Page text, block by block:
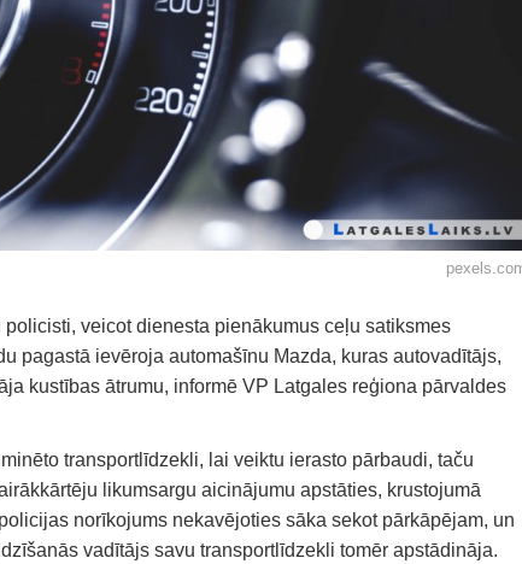
veicot dienesta pienākumus ceļu satiksmes
pagastā ievēroja automašīnu Mazda, kuras autovadītājs,
kustības ātrumu, informē VP Latgales reģiona pārvaldes
transportlīdzekli, lai veiktu ierasto pārbaudi, taču
likumsargu aicinājumu apstāties, krustojumā
norīkojums nekavējoties sāka sekot pārkāpējam, un
vadītājs savu transportlīdzekli tomēr apstādināja.